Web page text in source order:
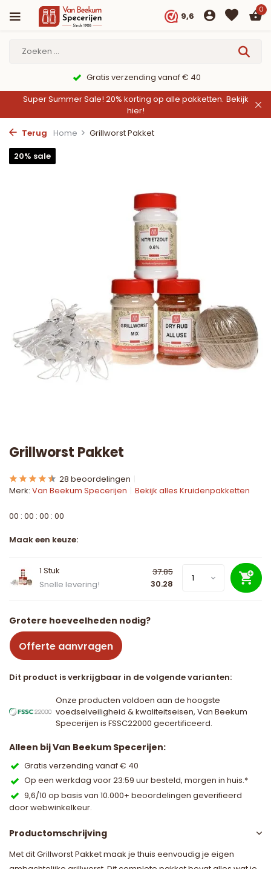
9,6
0
Gratis verzending vanaf € 40
Super Summer Sale! 20% korting op alle pakketten. Bekijk
hier!
Terug
Home
Grillworst Pakket
20% sale
Grillworst Pakket
28 beoordelingen
Merk: Van Beekum Specerijen Bekijk alles Kruidenpakketten
00 : 00 : 00 : 00
Maak een keuze:
1 Stuk
Snelle levering!
37.85
30.28
Grotere hoeveelheden nodig?
Offerte aanvragen
Dit product is verkrijgbaar in de volgende varianten:
Onze producten voldoen aan de hoogste
voedselveiligheid & kwaliteitseisen, Van Beekum
Specerijen is FSSC22000 gecertificeerd.
Alleen bij Van Beekum Specerijen:
Gratis verzending vanaf € 40
Op een werkdag voor 23:59 uur besteld, morgen in huis.*
9,6/10 op basis van 10.000+ beoordelingen geverifieerd
door webwinkelkeur.
Productomschrijving
Met dit Grillworst Pakket maak je thuis eenvoudig je eigen